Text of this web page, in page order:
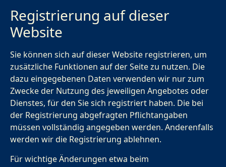
Registrierung auf dieser
Website
Sie können sich auf dieser Website registrieren, um
zusätzliche Funktionen auf der Seite zu nutzen. Die
dazu eingegebenen Daten verwenden wir nur zum
Zwecke der Nutzung des jeweiligen Angebotes oder
Dienstes, für den Sie sich registriert haben. Die bei
der Registrierung abgefragten Pflichtangaben
müssen vollständig angegeben werden. Anderenfalls
werden wir die Registrierung ablehnen.
Für wichtige Änderungen etwa beim